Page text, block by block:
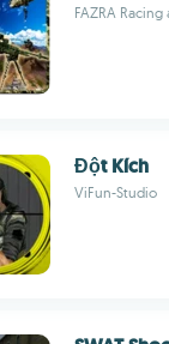
FAZRA
Đột Kích
ViFun-Studio